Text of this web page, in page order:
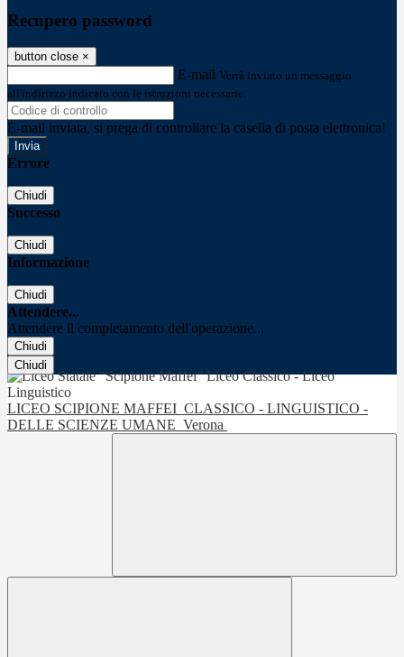
Recupero password
button close ×
E-mail Verrà inviato un messaggio
all'indirizzo indicato con le istruzioni necessarie.
E-mail inviata, si prega di controllare la casella di posta elettronica!
Errore
Chiudi
Successo
Chiudi
Informazione
Chiudi
Attendere...
Attendere il completamento dell'operazione...
Chiudi
Chiudi
LICEO SCIPIONE MAFFEI CLASSICO - LINGUISTICO -
DELLE SCIENZE UMANE Verona